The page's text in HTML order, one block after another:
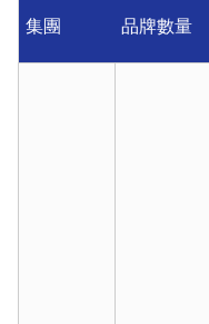
集團 品牌數量